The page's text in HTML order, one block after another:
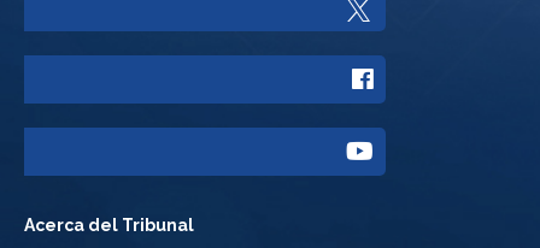
a
Twitter
a
Facebook
Acerca del Tribunal